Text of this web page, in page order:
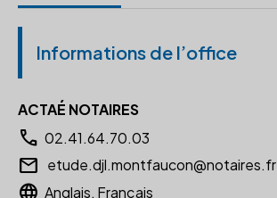
Informations de l’office
ACTAÉ NOTAIRES
call 02.41.64.70.03
email etude.djl.montfaucon@notaires.fr
Anglais, Français